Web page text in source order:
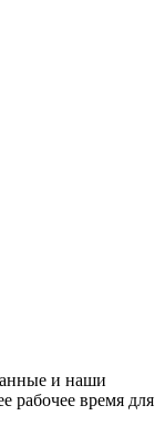
и наши
рабочее время для